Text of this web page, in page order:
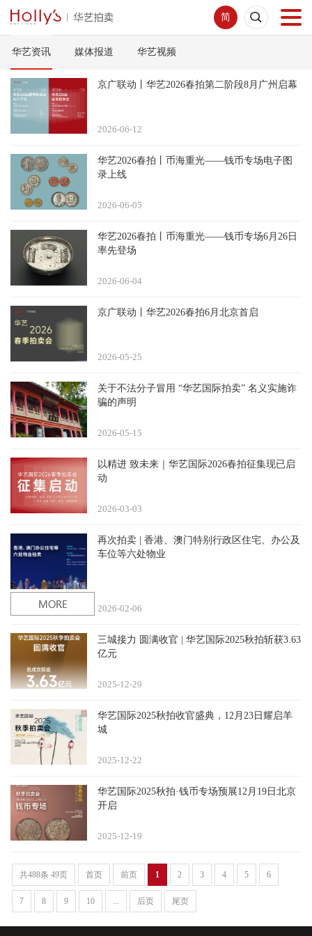
简
首页
拍卖预展
线下拍卖
网络拍卖
新闻中心
华艺资讯 媒体报道 华艺视频
京广联动丨华艺2026春拍第二阶段8月广州启幕
12
2026-06
华艺2026春拍丨币海重光——钱币专场电子图
录上线
05
2026-06
华艺2026春拍丨币海重光——钱币专场6月26日
率先登场
04
2026-06
京广联动丨华艺2026春拍6月北京首启
25
2026-05
关于不法分子冒用 “华艺国际拍卖” 名义实施诈
骗的声明
15
2026-05
以精进 致未来｜华艺国际2026春拍征集现已启
动
03
2026-03
再次拍卖 | 香港、澳门特别行政区住宅、办公及
车位等六处物业
06
2026-02
三城接力 圆满收官 | 华艺国际2025秋拍斩获3.63
亿元
29
2025-12
华艺国际2025秋拍收官盛典，12月23日耀启羊
城
22
2025-12
华艺国际2025秋拍·钱币专场预展12月19日北京
开启
19
2025-12
共488条 49页 首页 前页 1 2 3 4 5 6
7 8 9 10 ... 后页 尾页